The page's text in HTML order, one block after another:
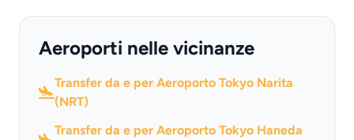
Aeroporti nelle vicinanze
Transfer da e per Aeroporto Tokyo Narita
(NRT)
Transfer da e per Aeroporto Tokyo Haneda